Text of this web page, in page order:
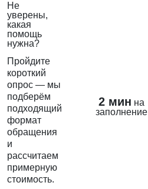
Не
уверены,
какая
помощь
нужна?
Пройдите
короткий
опрос — мы
подберём
подходящий
формат
обращения
и
рассчитаем
примерную
стоимость.
2 мин на
заполнение